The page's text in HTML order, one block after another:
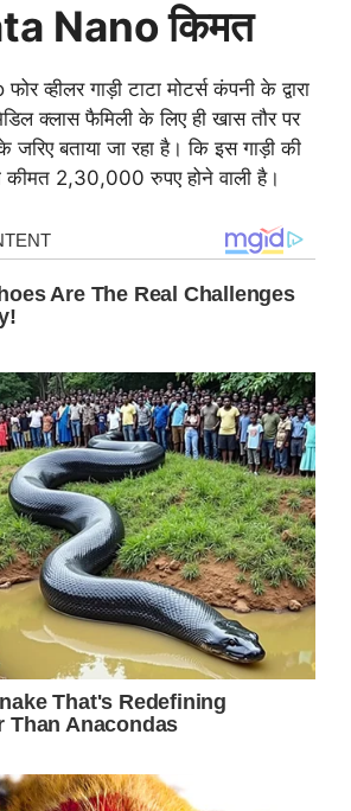
Nano किमत
व्हीलर गाड़ी टाटा मोटर्स कंपनी के द्वारा
क्लास फैमिली के लिए ही खास तौर पर
जरिए बताया जा रहा है। कि इस गाड़ी की
2,30,000 रुपए होने वाली है।